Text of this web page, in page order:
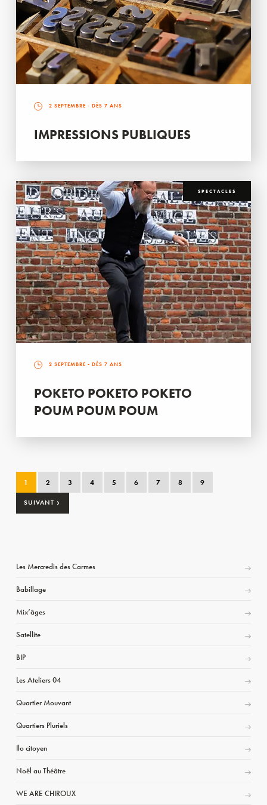
2 SEPTEMBRE - DÈS 7 ANS
IMPRESSIONS PUBLIQUES
SPECTACLES
2 SEPTEMBRE - DÈS 7 ANS
POKETO POKETO POKETO
POUM POUM POUM
1 2 3 4 5 6 7 8 9
SUIVANT ›
Les Mercredis des Carmes
Babillage
Mix’âges
Satellite
BIP
Les Ateliers 04
Quartier Mouvant
Quartiers Pluriels
Ilo citoyen
Noël au Théâtre
WE ARE CHIROUX